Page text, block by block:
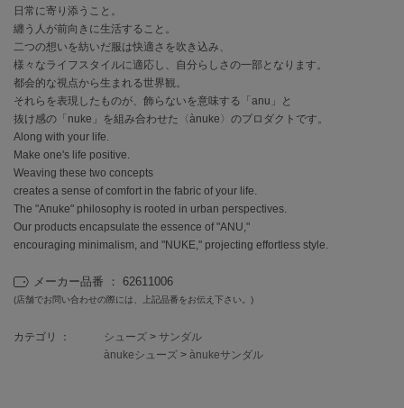
EIMY ISTOIRE
エイミー イストワール
emmi
エミ
emmi atelier
エミ アトリエ
emmi yoga
エミヨガ
ETRÉ TOKYO
エトレトウキョウ
アイ
日常に寄り添うこと。
纏う人が前向きに生活すること。
二つの想いを紡いだ服は快適さを吹き込み、
様々なライフスタイルに適応し、自分らしさの一部となります。
都会的な視点から生まれる世界観。
それらを表現したものが、飾らないを意味する「anu」と
抜け感の「nuke」を組み合わせた〈ànuke〉のプロダクトです。
Along with your life.
Make one's life positive.
Weaving these two concepts
creates a sense of comfort in the fabric of your life.
The "Anuke" philosophy is rooted in urban perspectives.
Our products encapsulate the essence of "ANU,"
encouraging minimalism, and "NUKE," projecting effortless style.
メーカー品番 ： 62611006
(店舗でお問い合わせの際には、上記品番をお伝え下さい。)
カテゴリ ： シューズ > サンダル
ànukeシューズ > ànukeサンダル